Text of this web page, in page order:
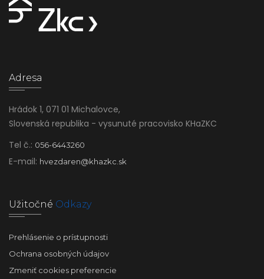
Adresa
Hrádok 1, 071 01 Michalovce,
Slovenská republika - vysunuté pracovisko KHaZKC
Tel č.: 056-6443260
E-mail: hvezdaren@khazkc.sk
Užitočné Odkazy
Prehlásenie o prístupnosti
Ochrana osobných údajov
Zmeniť cookies preferencie